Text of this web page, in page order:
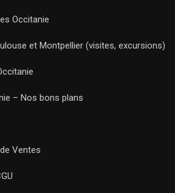
Occitanie
et Montpellier (visites, excursions)
– Nos bons plans
Ventes